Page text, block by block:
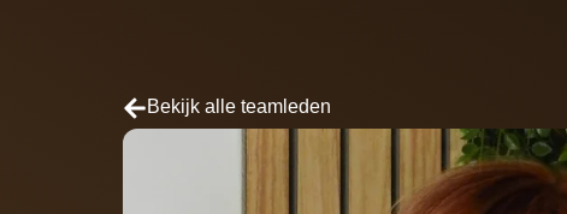
Bekijk alle teamleden